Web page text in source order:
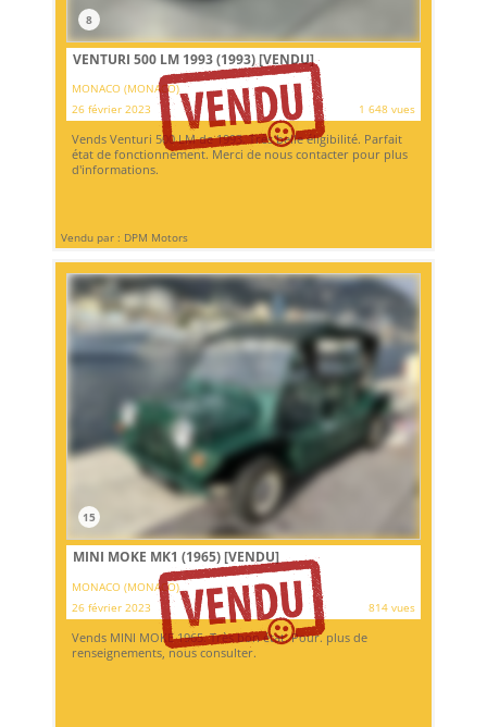
8
VENTURI 500 LM 1993 (1993)[VENDU]
MONACO (MONACO)
26 février 2023
1 648 vues
Vends Venturi 500 LM de 1993. Très belle éligibilité. Parfait
état de fonctionnement. Merci de nous contacter pour plus
d'informations.
Vendu par : DPM Motors
15
MINI MOKE MK1 (1965)[VENDU]
MONACO (MONACO)
26 février 2023
814 vues
Vends MINI MOKE 1965. Très bon état. Pour. plus de
renseignements, nous consulter.